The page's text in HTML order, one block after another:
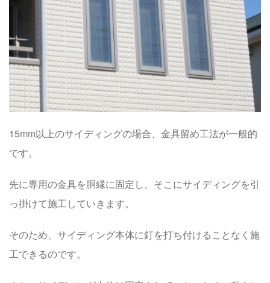
15mm以上のサイディングの場合、金具留め工法が一般的
です。
先に専用の金具を胴縁に固定し、そこにサイディングを引
っ掛けて施工していきます。
そのため、サイディング本体に釘を打ち付けることなく施
工できるのです。